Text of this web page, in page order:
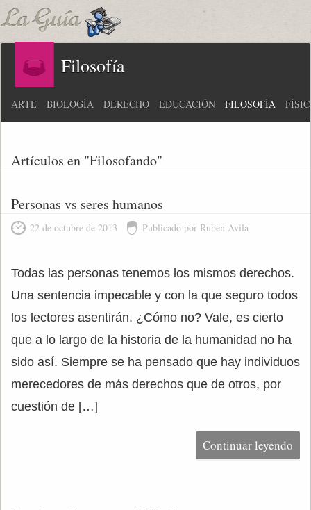
Filosofía
ARTE BIOLOGÍA DERECHO EDUCACIÓN FILOSOFÍA
Artículos en "Filosofando"
Personas vs seres humanos
22 de octubre de 2013 Publicado por Ruben Avila
Todas las personas tenemos los mismos derechos.
Una sentencia impecable y con la que seguro todos
los lectores asentirán. ¿Cómo no? Vale, es cierto
que a lo largo de la historia de la humanidad no ha
sido así. Siempre se ha pensado que hay individuos
merecedores de más derechos que de otros, por
cuestión de […]
Continuar leyendo